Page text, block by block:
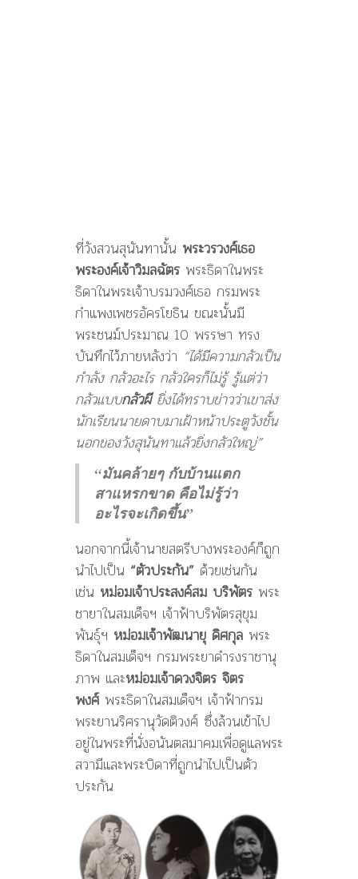
ที่วังสวนสุนันทานั้น พระวรวงศ์เธอ
พระองค์เจ้าวิมลฉัตร พระธิดาในพระ
ธิดาในพระเจ้าบรมวงศ์เธอ กรมพระ
กำแพงเพชรอัครโยธิน ขณะนั้นมี
พระชนม์ประมาณ 10 พรรษา ทรง
บันทึกไว้ภายหลังว่า “ได้มีความกลัวเป็น
กำลัง กลัวอะไร กลัวใครก็ไม่รู้ รู้แต่ว่า
กลัวแบบกลัวผียิ่งได้ทราบข่าวว่าเขาส่ง
นักเรียนนายดาบมาเฝ้าหน้าประตูวังชั้น
นอกของวังสุนันทาแล้วยิ่งกลัวใหญ่”
“มันคล้ายๆ กับบ้านแตก
สาแหรกขาด คือไม่รู้ว่า
อะไรจะเกิดขึ้น”
นอกจากนี้เจ้านายสตรีบางพระองค์ก็ถูก
นำไปเป็น “ตัวประกัน” ด้วยเช่นกัน
เช่น หม่อมเจ้าประสงค์สม บริพัตร พระ
ชายาในสมเด็จฯ เจ้าฟ้าบริพัตรสุขุม
พันธุ์ฯ หม่อมเจ้าพัฒนายุ ดิศกุล พระ
ธิดาในสมเด็จฯ กรมพระยาดำรงราชานุ
ภาพ และหม่อมเจ้าดวงจิตร จิตร
พงศ์พระธิดาในสมเด็จฯ เจ้าฟ้ากรม
พระยานริศรานุวัดติวงศ์ ซึ่งล้วนเข้าไป
อยู่ในพระที่นั่งอนันตสมาคมเพื่อดูแลพระ
สวามีและพระบิดาที่ถูกนำไปเป็นตัว
ประกัน